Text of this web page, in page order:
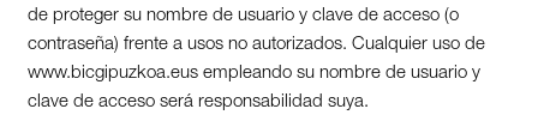
de proteger su nombre de usuario y clave de acceso (o
contraseña) frente a usos no autorizados. Cualquier uso de
www.bicgipuzkoa.eus empleando su nombre de usuario y
clave de acceso será responsabilidad suya.